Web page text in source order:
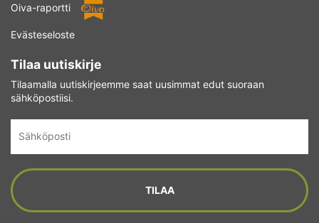
Oiva-raportti
Evästeseloste
Tilaa uutiskirje
Tilaamalla uutiskirjeemme saat uusimmat edut suoraan
sähköpostiisi.